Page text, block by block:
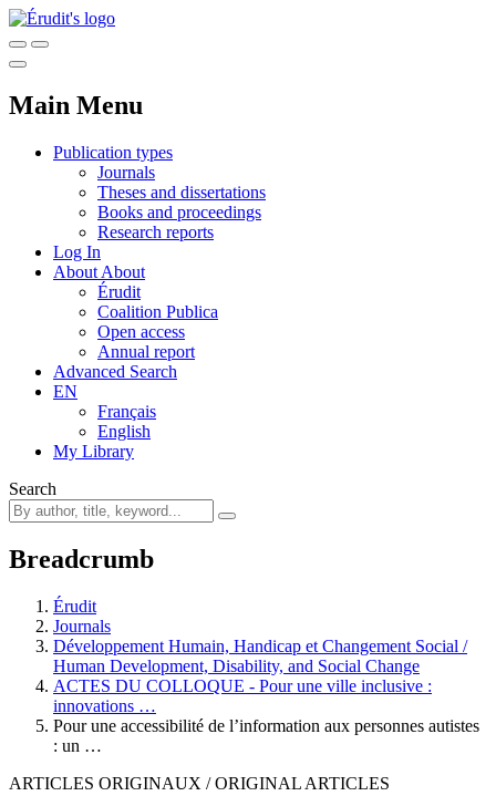
Main Menu
Publication types
Journals
Theses and dissertations
Books and proceedings
Research reports
Log In
About About
Érudit
Coalition Publica
Open access
Annual report
Advanced Search
EN
Français
English
My Library
Search
Breadcrumb
Érudit
Journals
Développement Humain, Handicap et Changement Social /
Human Development, Disability, and Social Change
ACTES DU COLLOQUE - Pour une ville inclusive :
innovations …
Pour une accessibilité de l’information aux personnes autistes
: un …
ARTICLES ORIGINAUX / ORIGINAL ARTICLES